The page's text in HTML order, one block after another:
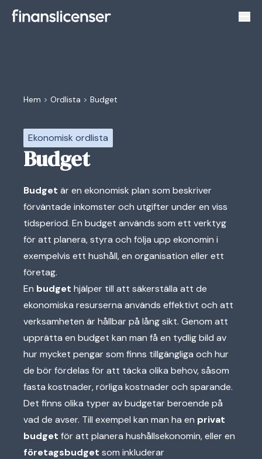
Hem > Ordlista > Budget
Ekonomisk ordlista
Budget
Budget är en ekonomisk plan som beskriver
förväntade inkomster och utgifter under en viss
tidsperiod. En budget används som ett verktyg
för att planera, styra och följa upp ekonomin i
exempelvis ett hushåll, en organisation eller ett
företag.
En budget hjälper till att säkerställa att de
ekonomiska resurserna används effektivt och att
verksamheten är hållbar på lång sikt. Genom att
upprätta en budget kan man få en tydlig bild av
hur mycket pengar som finns tillgängliga och hur
de bör fördelas för att täcka olika behov, såsom
fasta kostnader, rörliga kostnader och sparande.
Det finns olika typer av budgetar beroende på
vad de avser. Till exempel kan man ha en privat
budget för att planera hushållsekonomin, eller en
företagsbudget som inkluderar